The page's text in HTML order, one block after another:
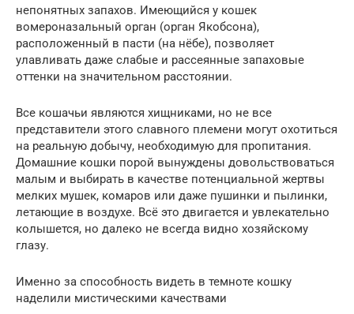
непонятных запахов. Имеющийся у кошек
вомероназальный орган (орган Якобсона),
расположенный в пасти (на нёбе), позволяет
улавливать даже слабые и рассеянные запаховые
оттенки на значительном расстоянии.
Все кошачьи являются хищниками, но не все
представители этого славного племени могут охотиться
на реальную добычу, необходимую для пропитания.
Домашние кошки порой вынуждены довольствоваться
малым и выбирать в качестве потенциальной жертвы
мелких мушек, комаров или даже пушинки и пылинки,
летающие в воздухе. Всё это двигается и увлекательно
колышется, но далеко не всегда видно хозяйскому
глазу.
Именно за способность видеть в темноте кошку
наделили мистическими качествами